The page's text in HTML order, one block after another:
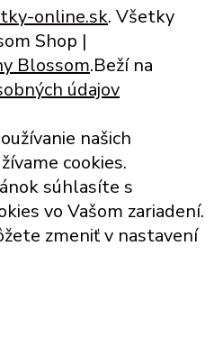
be
on
page
online.sk. Všetky
Shop |
Blossom.Beží na
údajov
našich
cookies.
súhlasíte s
vo Vašom zariadení.
zmeniť v nastavení